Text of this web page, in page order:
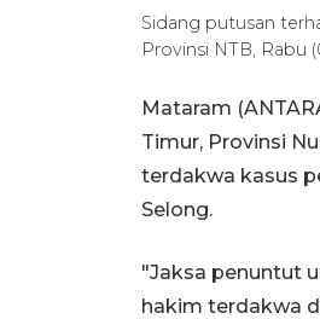
Sidang putusan
Provinsi NTB, Rabu
Mataram
Timur, Provinsi
terdakwa kasus
Selong.
"Jaksa penuntut
hakim terdakwa